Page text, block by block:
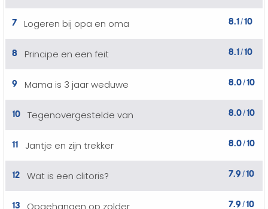
7 Logeren bij opa en oma 8.1/10
8 Principe en een feit 8.1/10
9 Mama is 3 jaar weduwe 8.0/10
10 Tegenovergestelde van 8.0/10
11 Jantje en zijn trekker 8.0/10
12 Wat is een clitoris? 7.9 /10
13 Opgehangen op zolder 7.9 /10